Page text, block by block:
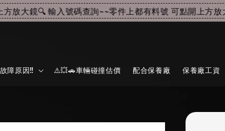
大鏡🔍 輸入號碼查詢~~零件上都有料號 可點開上方放大
障原因‼️ ⚠️💥🚗車輛碰撞估價 配合保養廠 保養廠工資